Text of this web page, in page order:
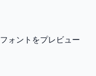
フォントをプレビュー